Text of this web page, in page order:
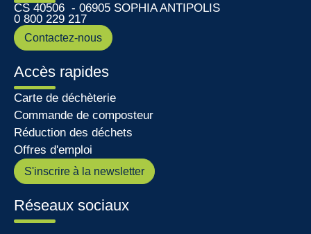
CS 40506 - 06905 SOPHIA ANTIPOLIS
0 800 229 217
Contactez-nous
Accès rapides
Carte de déchèterie
Commande de composteur
Réduction des déchets
Offres d'emploi
S'inscrire à la newsletter
Réseaux sociaux